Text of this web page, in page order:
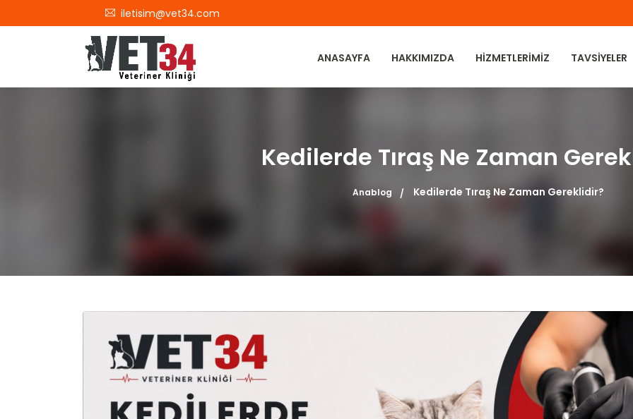
iletisim@vet34.com
ANASAYFA HAKKIMIZDA HIZMETLERIMIZ TAVSIYELER
Kedilerde Tıraş Ne Zaman
Anablog Kedilerde Tıraş Ne Zaman Gereklidir?